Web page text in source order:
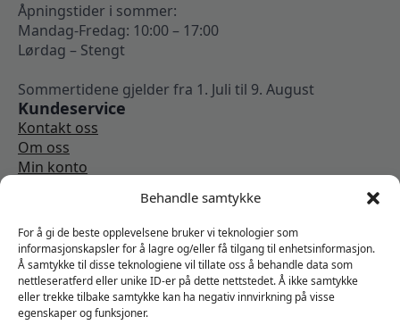
Behandle samtykke
For å gi de beste opplevelsene bruker vi teknologier som
informasjonskapsler for å lagre og/eller få tilgang til enhetsinformasjon.
Å samtykke til disse teknologiene vil tillate oss å behandle data som
nettleseratferd eller unike ID-er på dette nettstedet. Å ikke samtykke
eller trekke tilbake samtykke kan ha negativ innvirkning på visse
egenskaper og funksjoner.
Åpningstider i sommer:
Mandag-Fredag: 10:00 – 17:00
Lørdag – Stengt
Sommertidene gjelder fra 1. Juli til 9. August
Kundeservice
Kontakt oss
Om oss
Min konto
Vi er sosiale